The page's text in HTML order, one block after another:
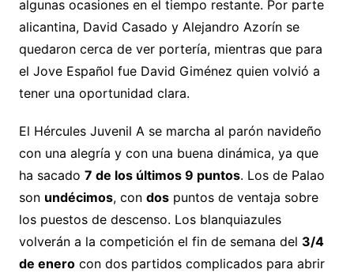
algunas ocasiones en el tiempo restante. Por parte
alicantina, David Casado y Alejandro Azorín se
quedaron cerca de ver portería, mientras que para
el Jove Español fue David Giménez quien volvió a
tener una oportunidad clara.
El Hércules Juvenil A se marcha al parón navideño
con una alegría y con una buena dinámica, ya que
ha sacado 7 de los últimos 9 puntos. Los de Palao
son undécimos, con dospuntos de ventaja sobre
los puestos de descenso. Los blanquiazules
volverán a la competición el fin de semana del 3/4
de enerocon dos partidos complicados para abrir